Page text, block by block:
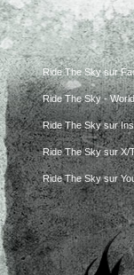
Ride The Sky sur
Ride The Sky -
Ride The Sky sur
Ride The Sky sur X/
Ride The Sky sur